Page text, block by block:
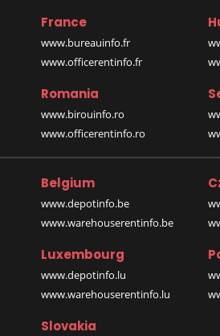
France
www.bureauinfo.fr
www.officerentinfo.fr
Romania
www.birouinfo.ro
www.officerentinfo.ro
Belgium
www.depotinfo.be
www.warehouserentinfo.be
Luxembourg
www.depotinfo.lu
www.warehouserentinfo.lu
Slovakia